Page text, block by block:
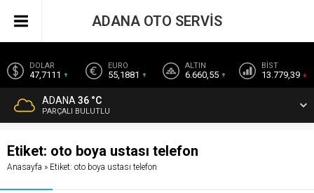
DOLAR
47,7111
EURO
55,1881
ALTIN
6.660,55
BİST
13.779,39
ADANA 36 °C
PARÇALI BULUTLU
ADANA OTO SERVİS
Etiket: oto boya ustası telefon
Anasayfa » Etiket: oto boya ustası telefon